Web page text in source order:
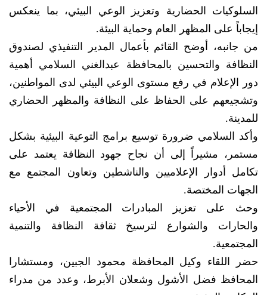
السلوكيات الحضارية وتعزيز الوعي البيئي، بما ينعكس
إيجاباً على المظهر العام وحماية البيئة.
من جانبه، أوضح القائم بأعمال المدير التنفيذي لصندوق
النظافة والتحسين بالمحافظة عبدالغني السلامي أهمية
دور الإعلام في رفع مستوى الوعي البيئي لدى المواطنين،
وتشجيعهم على الحفاظ على النظافة والمظهر الحضاري
للمدينة.
وأكد السلامي ضرورة توسيع برامج التوعية البيئية بشكل
مستمر، مشيراً إلى أن نجاح جهود النظافة يعتمد على
تكامل أدوار الإعلاميين والناشطين وتعاون المجتمع مع
الجهات المختصة.
وحث على تعزيز المبادرات المجتمعية في الأحياء
والحارات والشوارع لترسيخ ثقافة النظافة والتنمية
المجتمعية.
حضر اللقاء وكيل المحافظة محمود الجبين، ومستشارا
المحافظ فضل الأشول وشعلان الأبرط، وعدد من مدراء